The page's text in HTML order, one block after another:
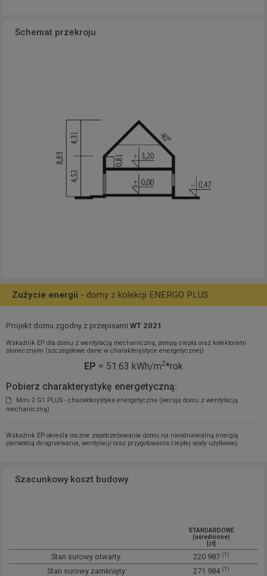
Schemat przekroju
Zużycie energii - domy z kolekcji ENERGO PLUS
Projekt domu zgodny z przepisami WT 2021
Wskaźnik EP dla domu z wentylacją mechaniczną, pompą ciepła oraz kolektorami
słonecznymi (szczegółowe dane w charakterystyce energetycznej)
EP = 51.63 kWh/m2*rok
Pobierz charakterystykę energetyczną:
Mini 2 G1 PLUS - charakterystyka energetyczna (wersja domu z wentylacją
mechaniczną)
Wskaźnik EP określa roczne zapotrzebowanie domu na nieodnawialną energię
pierwotną do ogrzewania, wentylacji oraz przygotowania ciepłej wody użytkowej.
Szacunkowy koszt budowy
STANDARDOWE
(uśrednione)
[zł]
Stan surowy otwarty: 220 987 (1)
Stan surowy zamknięty: 271 984 (1)